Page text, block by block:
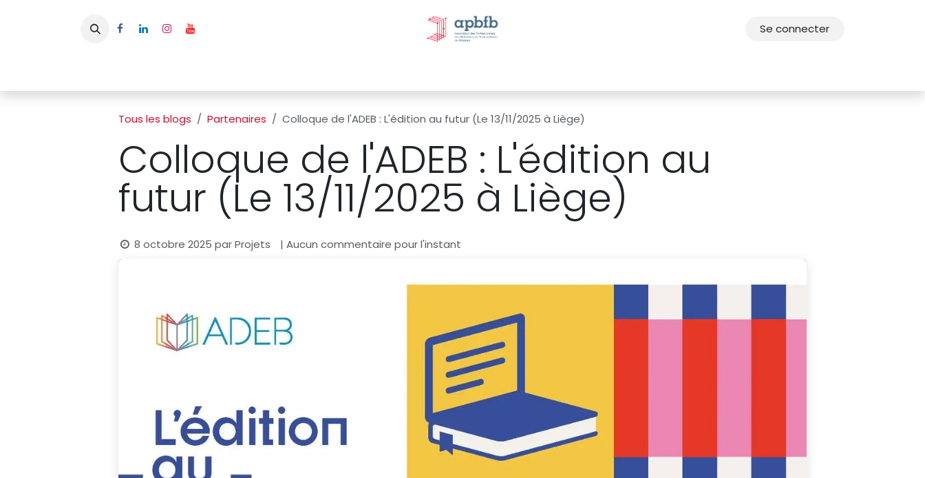
Se connecter
Tous les blogs Partenaires Colloque de l'ADEB : L'édition au futur (Le 13/11/2025 à Liège)
Colloque de l'ADEB : L'édition au
futur (Le 13/11/2025 à Liège)
8 octobre 2025 parProjets | Aucun commentaire pour l'instant